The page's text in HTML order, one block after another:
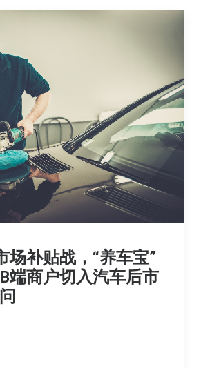
场补贴战，“养车宝”
端商户切入汽车后市